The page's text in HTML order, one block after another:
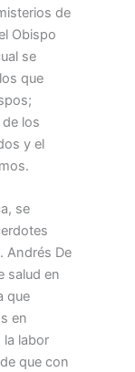
de
Obispo
se
que
los
y el
se
Andrés De
salud en
que
en
la labor
que con